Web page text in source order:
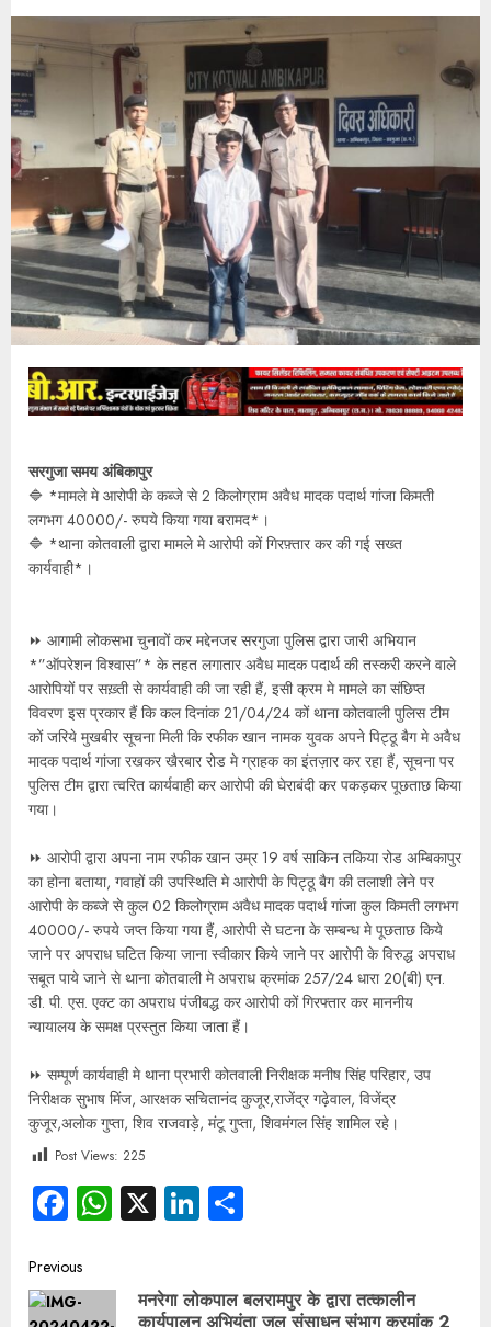
सरगुजा समय अंबिकापुर
🔷 *मामले मे आरोपी के कब्जे से 2 किलोग्राम अवैध मादक पदार्थ गांजा किमती
लगभग 40000/- रुपये किया गया बरामद*।
🔷 *थाना कोतवाली द्वारा मामले मे आरोपी कों गिरफ़्तार कर की गई सख्त
कार्यवाही*।
⏩ आगामी लोकसभा चुनावों कर मद्देनजर सरगुजा पुलिस द्वारा जारी अभियान
*”ऑपरेशन विश्वास”* के तहत लगातार अवैध मादक पदार्थ की तस्करी करने वाले
आरोपियों पर सख़्ती से कार्यवाही की जा रही हैं, इसी क्रम मे मामले का संछिप्त
विवरण इस प्रकार हैं कि कल दिनांक 21/04/24 कों थाना कोतवाली पुलिस टीम
कों जरिये मुखबीर सूचना मिली कि रफीक खान नामक युवक अपने पिट्ठू बैग मे अवैध
मादक पदार्थ गांजा रखकर खैरबार रोड मे ग्राहक का इंतज़ार कर रहा हैं, सूचना पर
पुलिस टीम द्वारा त्वरित कार्यवाही कर आरोपी की घेराबंदी कर पकड़कर पूछताछ किया
गया।
⏩ आरोपी द्वारा अपना नाम रफीक खान उम्र 19 वर्ष साकिन तकिया रोड अम्बिकापुर
का होना बताया, गवाहों की उपस्थिति मे आरोपी के पिट्ठू बैग की तलाशी लेने पर
आरोपी के कब्जे से कुल 02 किलोग्राम अवैध मादक पदार्थ गांजा कुल किमती लगभग
40000/- रुपये जप्त किया गया हैं, आरोपी से घटना के सम्बन्ध मे पूछताछ किये
जाने पर अपराध घटित किया जाना स्वीकार किये जाने पर आरोपी के विरुद्ध अपराध
सबूत पाये जाने से थाना कोतवाली मे अपराध क्रमांक 257/24 धारा 20(बी) एन.
डी. पी. एस. एक्ट का अपराध पंजीबद्ध कर आरोपी कों गिरफ्तार कर माननीय
न्यायालय के समक्ष प्रस्तुत किया जाता हैं।
⏩ सम्पूर्ण कार्यवाही मे थाना प्रभारी कोतवाली निरीक्षक मनीष सिंह परिहार, उप
निरीक्षक सुभाष मिंज, आरक्षक सचितानंद कुजूर,राजेंद्र गढ़ेवाल, विजेंद्र
कुजूर,अलोक गुप्ता, शिव राजवाड़े, मंटू गुप्ता, शिवमंगल सिंह शामिल रहे।
Post Views: 225
Facebook
WhatsApp
X LinkedIn
Previous
मनरेगा लोकपाल बलरामपुर के द्वारा तत्कालीन